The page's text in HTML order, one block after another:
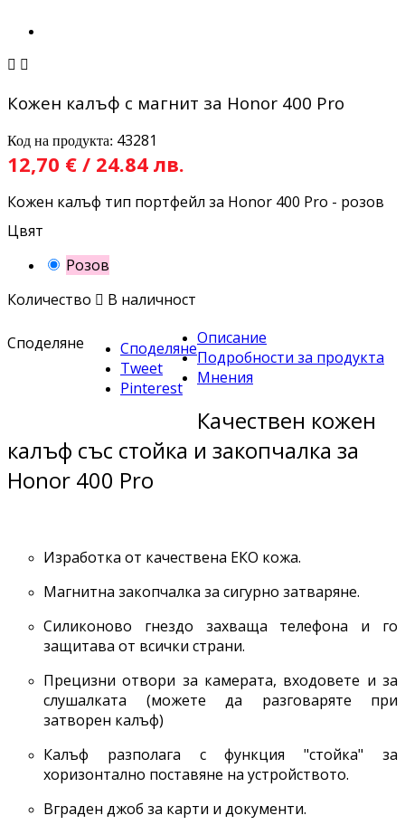
 
Кожен калъф с магнит за Honor 400 Pro
Код на продукта: 43281
12,70 € / 24.84 лв.
Кожен калъф тип портфейл за Honor 400 Pro - розов
Цвят
Розов
Количество  В наличност
Споделяне
Споделяне
Tweet
Pinterest
Описание
Подробности за продукта
Мнения
Качествен кожен
калъф със стойка и закопчалка за
Honor 400 Pro
Изработка от качествена ЕКО кожа.
Магнитна закопчалка за сигурно затваряне.
Силиконово гнездо захваща телефона и го
защитава от всички страни.
Прецизни отвори за камерата, входовете и за
слушалката (можете да разговаряте при
затворен калъф)
Калъф разполага с функция "стойка" за
хоризонтално поставяне на устройството.
Вграден джоб за карти и документи.